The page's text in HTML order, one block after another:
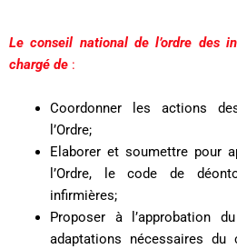
Le conseil national de l’ordre des
chargé de :
Coordonner les actions
l’Ordre;
Elaborer et soumettre pour
l’Ordre, le code de
infirmières;
Proposer à l’approbation
adaptations nécessaires